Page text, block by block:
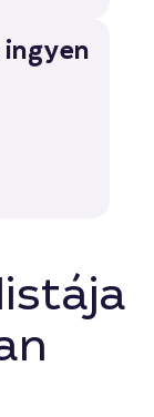
ingyen